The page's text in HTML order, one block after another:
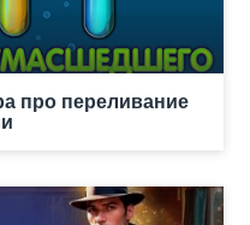
про переливание